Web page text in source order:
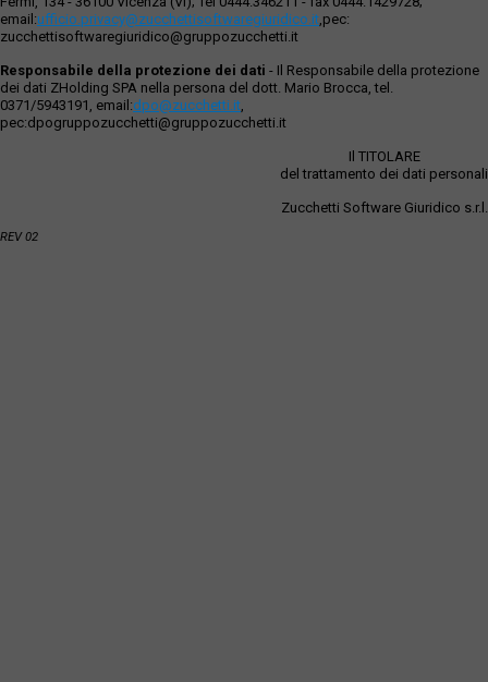
email:ufficio.privacy@zucchettisoftwaregiuridico.it,pec:
zucchettisoftwaregiuridico@gruppozucchetti.it
Responsabile della protezione dei dati - Il Responsabile della protezione
dei dati ZHolding SPA nella persona del dott. Mario Brocca, tel.
0371/5943191, email:dpo@zucchetti.it,
pec:dpogruppozucchetti@gruppozucchetti.it
Il TITOLARE
del trattamento dei dati personali
Zucchetti Software Giuridico s.r.l.
REV 02